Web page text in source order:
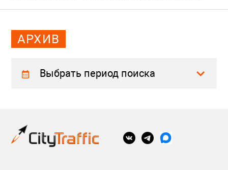
АРХИВ
Выбрать период поиска